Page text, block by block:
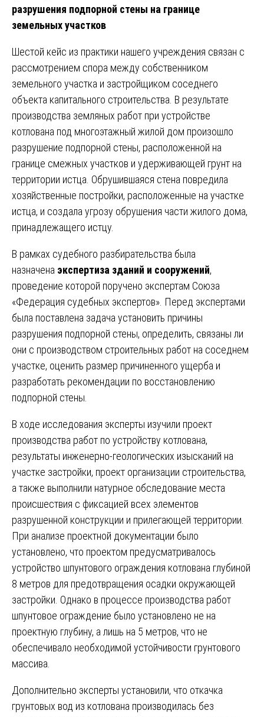
разрушения подпорной стены на границе
земельных участков
Шестой кейс из практики нашего учреждения связан с
рассмотрением спора между собственником
земельного участка и застройщиком соседнего
объекта капитального строительства. В результате
производства земляных работ при устройстве
котлована под многоэтажный жилой дом произошло
разрушение подпорной стены, расположенной на
границе смежных участков и удерживающей грунт на
территории истца. Обрушившаяся стена повредила
хозяйственные постройки, расположенные на участке
истца, и создала угрозу обрушения части жилого дома,
принадлежащего истцу.
В рамках судебного разбирательства была
назначена экспертиза зданий и сооружений,
проведение которой поручено экспертам Союза
«Федерация судебных экспертов». Перед экспертами
была поставлена задача установить причины
разрушения подпорной стены, определить, связаны ли
они с производством строительных работ на соседнем
участке, оценить размер причиненного ущерба и
разработать рекомендации по восстановлению
подпорной стены.
В ходе исследования эксперты изучили проект
производства работ по устройству котлована,
результаты инженерно-геологических изысканий на
участке застройки, проект организации строительства,
а также выполнили натурное обследование места
происшествия с фиксацией всех элементов
разрушенной конструкции и прилегающей территории.
При анализе проектной документации было
установлено, что проектом предусматривалось
устройство шпунтового ограждения котлована глубиной
8 метров для предотвращения осадки окружающей
застройки. Однако в процессе производства работ
шпунтовое ограждение было установлено не на
проектную глубину, а лишь на 5 метров, что не
обеспечивало необходимой устойчивости грунтового
массива.
Дополнительно эксперты установили, что откачка
грунтовых вод из котлована производилась без